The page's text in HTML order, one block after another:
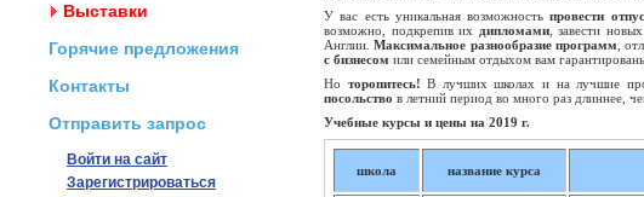
Выставки
Горячие предложения
Контакты
Отправить запрос
Войти на сайт
Зарегистрироваться
У вас есть уникальная возможностьпровести
возможно, подкрепив их дипломами, завести
Англии.Максимальное разнообразие программ ,
с бизнесом или семейным отдыхом вам
Но торопитесь! В лучших школах и на лучшие
посольство в летний период во много раз длиннее,
Учебные курсы и цены на 2019 г.
школа название курса